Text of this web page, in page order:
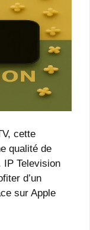
cette
qualité de
IP Television
d’un
sur Apple